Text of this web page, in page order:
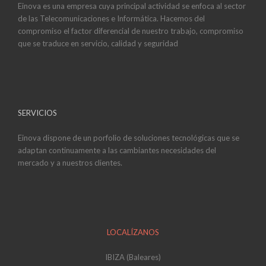
Einova es una empresa cuya principal actividad se enfoca al sector
de las Telecomunicaciones e Informática. Hacemos del
compromiso el factor diferencial de nuestro trabajo, compromiso
que se traduce en servicio, calidad y seguridad
SERVICIOS
Einova dispone de un porfolio de soluciones tecnológicas que se
adaptan continuamente a las cambiantes necesidades del
mercado y a nuestros clientes.
LOCALÍZANOS
IBIZA (Baleares)